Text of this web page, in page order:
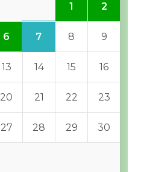
1 2
6 7 8 9
13 14 15 16
20 21 22 23
27 28 29 30